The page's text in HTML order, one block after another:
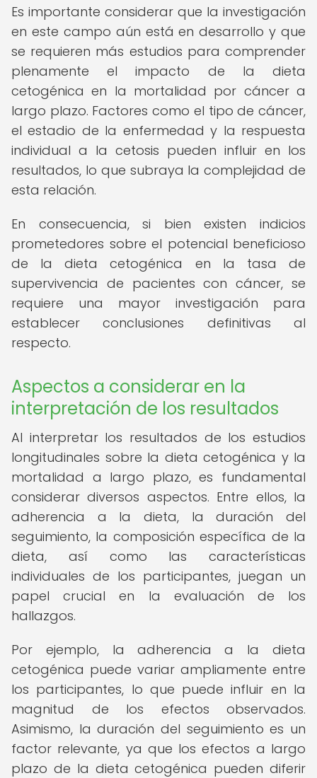
Es importante considerar que la investigación
en este campo aún está en desarrollo y que
se requieren más estudios para comprender
plenamente el impacto de la dieta
cetogénica en la mortalidad por cáncer a
largo plazo. Factores como el tipo de cáncer,
el estadio de la enfermedad y la respuesta
individual a la cetosis pueden influir en los
resultados, lo que subraya la complejidad de
esta relación.
En consecuencia, si bien existen indicios
prometedores sobre el potencial beneficioso
de la dieta cetogénica en la tasa de
supervivencia de pacientes con cáncer, se
requiere una mayor investigación para
establecer conclusiones definitivas al
respecto.
Aspectos a considerar en la
interpretación de los resultados
Al interpretar los resultados de los estudios
longitudinales sobre la dieta cetogénica y la
mortalidad a largo plazo, es fundamental
considerar diversos aspectos. Entre ellos, la
adherencia a la dieta, la duración del
seguimiento, la composición específica de la
dieta, así como las características
individuales de los participantes, juegan un
papel crucial en la evaluación de los
hallazgos.
Por ejemplo, la adherencia a la dieta
cetogénica puede variar ampliamente entre
los participantes, lo que puede influir en la
magnitud de los efectos observados.
Asimismo, la duración del seguimiento es un
factor relevante, ya que los efectos a largo
plazo de la dieta cetogénica pueden diferir